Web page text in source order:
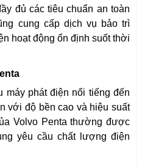
đủ các tiêu chuẩn an toàn
cung cấp dịch vụ bảo trì
hoạt động ổn định suốt thời
máy phát điện nổi tiếng đến
với độ bền cao và hiệu suất
Volvo Penta thường được
yêu cầu chất lượng điện